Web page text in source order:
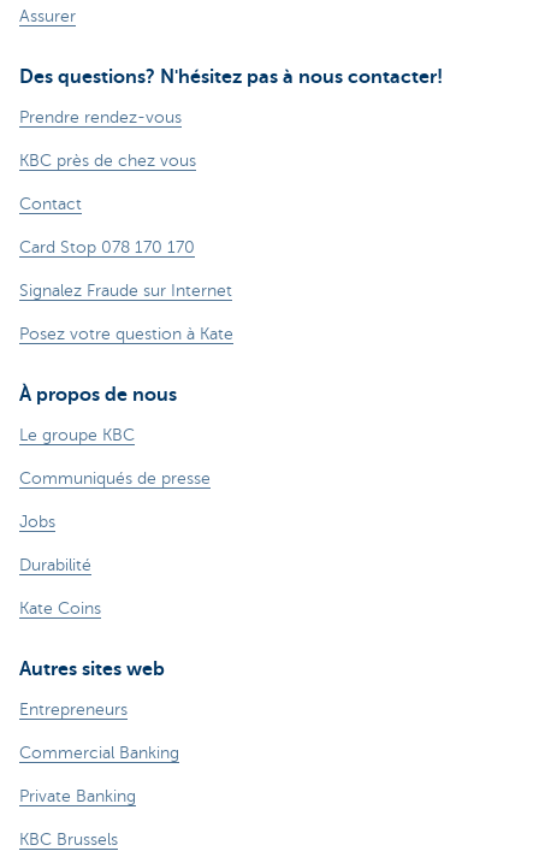
Assurer
Des questions? N'hésitez pas à nous contacter!
Prendre rendez-vous
KBC près de chez vous
Contact
Card Stop 078 170 170
Signalez Fraude sur Internet
Posez votre question à Kate
À propos de nous
Le groupe KBC
Communiqués de presse
Jobs
Durabilité
Kate Coins
Autres sites web
Entrepreneurs
Commercial Banking
Private Banking
KBC Brussels